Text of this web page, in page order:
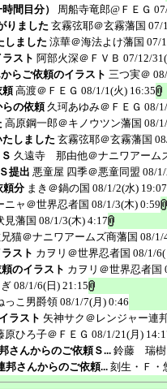
間目分）
周船寺竜郎@ＦＥＧ
りました 玄霧弦耶＠玄霧藩国 07/
しました 涼華＠海法よけ藩国 07/
スト 阿部火深＠ＦＶＢ 07/12/
らご依頼のイラスト 三つ実＠
頼 高渡＠ＦＥＧ 08/1/1(火) 16:35
の依頼 久珂あゆみ＠ＦＥＧ 08/
高原鋼一郎＠キノウツン藩国 08/
しました 玄霧弦耶＠玄霧藩国
久遠寺 那由他＠ナニワアーム
提出 悪童屋 四季＠悪童同盟 08/
頼分 まき＠鍋の国 08/1/2(水) 19:07
ニャ＠世界忍者国 08/1/3(木) 0:59
見藩国 08/1/3(木) 4:17
猫＠ナニワアームズ商藩国 08/1/
スト カヲリ＠世界忍者国 08/1/
のイラスト カヲリ＠世界忍者国
08/1/6(日) 21:15
っこ男爵領 08/1/7(月) 0:46
ラスト 矢神サク＠レンジャー連
原ひろ子＠ＦＥＧ 08/1/21(月)
さんからのご依頼Ｓ... 鈴藤 瑞樹
邦さんからのご依頼... 刻生・Ｆ・